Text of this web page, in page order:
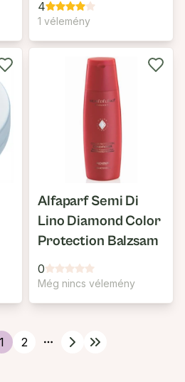
4
1 vélemény
Alfaparf Semi Di
Lino Diamond Color
Protection Balzsam
0
Még nincs vélemény
1 2
More pages